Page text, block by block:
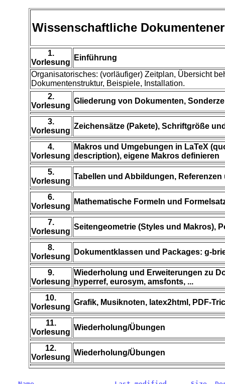
Wissenschaftliche
1.
Vorlesung
Einführung
Organisatorisches: (vorläufiger) Zeitplan, Übersicht
Dokumentenstruktur, Beispiele, Installation.
2.
Vorlesung
Gliederung von Dokumenten,
3.
Vorlesung
Zeichensätze (Pakete), Schriftgröße
4.
Vorlesung
Makros und Umgebungen in LaTeX
description), eigene Makros definieren
5.
Vorlesung
Tabellen und Abbildungen, Referenzen
6.
Vorlesung
Mathematische Formeln und
7.
Vorlesung
Seitengeometrie (Styles und Makros),
8.
Vorlesung
Dokumentklassen und Packages: g-
9.
Vorlesung
Wiederholung und Erweiterungen zu
hyperref, eurosym, amsfonts, ...
10.
Vorlesung
Grafik, Musiknoten, latex2html, PDF-
11.
Vorlesung
Wiederholung/Übungen
12.
Vorlesung
Wiederholung/Übungen